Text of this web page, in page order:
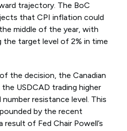
trajectory. The BoC
that CPI inflation could
middle of the year, with
the target level of 2% in time
the decision, the Canadian
USDCAD trading higher
resistance level. This
by the recent
of Fed Chair Powell’s